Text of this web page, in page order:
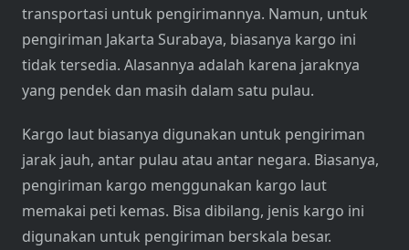
transportasi untuk pengirimannya. Namun, untuk
pengiriman Jakarta Surabaya, biasanya kargo ini
tidak tersedia. Alasannya adalah karena jaraknya
yang pendek dan masih dalam satu pulau.
Kargo laut biasanya digunakan untuk pengiriman
jarak jauh, antar pulau atau antar negara. Biasanya,
pengiriman kargo menggunakan kargo laut
memakai peti kemas. Bisa dibilang, jenis kargo ini
digunakan untuk pengiriman berskala besar.